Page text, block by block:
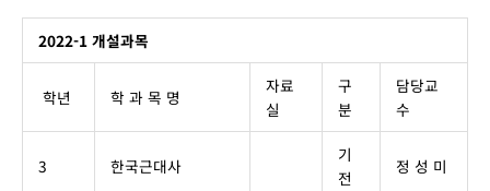
2022-1 개설과목
학년 학 과 목 명
자료
실
구
분
담당교
수
3 한국근대사
기
전
정 성 미